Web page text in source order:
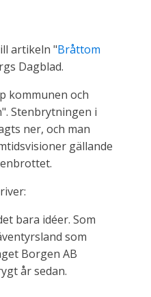
artikeln "Bråttom
Dagblad.
kommunen och
Stenbrytningen i
ner, och man
gällande
bara idéer. Som
som
Borgen AB
år sedan.